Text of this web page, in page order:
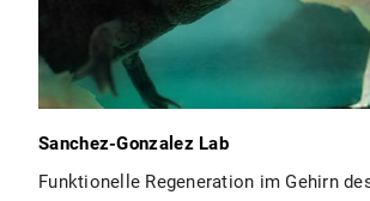
Sanchez-Gonzalez Lab
Funktionelle Regeneration im Gehirn